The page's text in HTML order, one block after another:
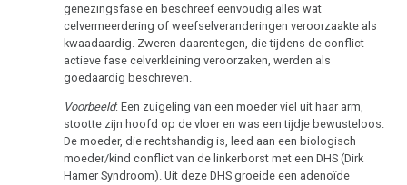
ziekenhuis
Statistieken
Volksgezondheid
genezingsfase en beschreef eenvoudig alles wat
celvermeerdering of weefselveranderingen veroorzaakte als
kwaadaardig. Zweren daarentegen, die tijdens de conflict-
actieve fase celverkleining veroorzaken, werden als
goedaardig beschreven.
Voorbeeld: Een zuigeling van een moeder viel uit haar arm,
stootte zijn hoofd op de vloer en was een tijdje bewusteloos.
De moeder, die rechtshandig is, leed aan een biologisch
moeder/kind conflict van de linkerborst met een DHS (Dirk
Hamer Syndroom). Uit deze DHS groeide een adenoïde